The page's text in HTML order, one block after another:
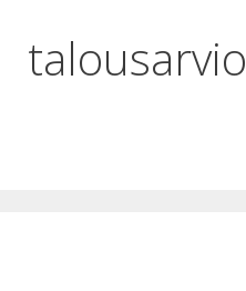
talousarvio